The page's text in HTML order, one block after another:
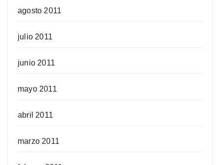
agosto 2011
julio 2011
junio 2011
mayo 2011
abril 2011
marzo 2011